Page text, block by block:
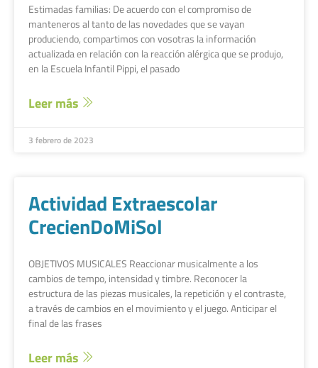
Estimadas familias: De acuerdo con el compromiso de
manteneros al tanto de las novedades que se vayan
produciendo, compartimos con vosotras la información
actualizada en relación con la reacción alérgica que se produjo,
en la Escuela Infantil Pippi, el pasado
Leer más
3 febrero de 2023
Actividad Extraescolar
CrecienDoMiSol
OBJETIVOS MUSICALES Reaccionar musicalmente a los
cambios de tempo, intensidad y timbre. Reconocer la
estructura de las piezas musicales, la repetición y el contraste,
a través de cambios en el movimiento y el juego. Anticipar el
final de las frases
Leer más